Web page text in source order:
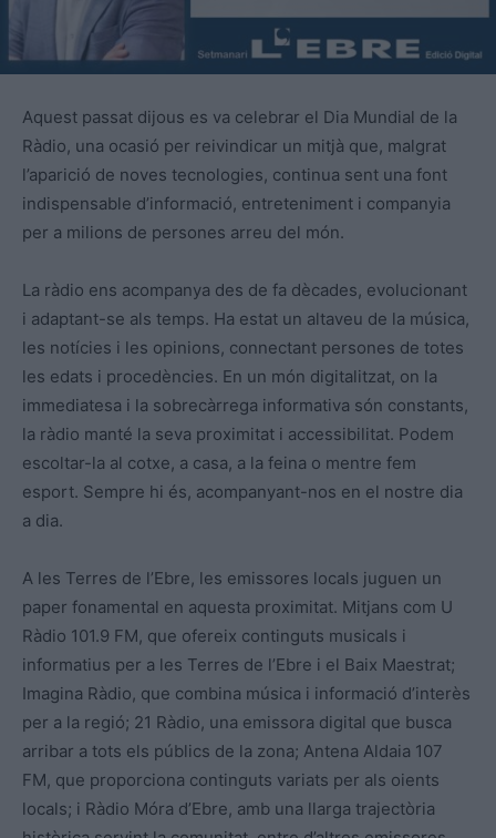
Aquest passat dijous es va celebrar el Dia Mundial de la
Ràdio, una ocasió per reivindicar un mitjà que, malgrat
l’aparició de noves tecnologies, continua sent una font
indispensable d’informació, entreteniment i companyia
per a milions de persones arreu del món.
La ràdio ens acompanya des de fa dècades, evolucionant
i adaptant-se als temps. Ha estat un altaveu de la música,
les notícies i les opinions, connectant persones de totes
les edats i procedències. En un món digitalitzat, on la
immediatesa i la sobrecàrrega informativa són constants,
la ràdio manté la seva proximitat i accessibilitat. Podem
escoltar-la al cotxe, a casa, a la feina o mentre fem
esport. Sempre hi és, acompanyant-nos en el nostre dia
a dia.
A les Terres de l’Ebre, les emissores locals juguen un
paper fonamental en aquesta proximitat. Mitjans com U
Ràdio 101.9 FM, que ofereix continguts musicals i
informatius per a les Terres de l’Ebre i el Baix Maestrat;
Imagina Ràdio, que combina música i informació d’interès
per a la regió; 21 Ràdio, una emissora digital que busca
arribar a tots els públics de la zona; Antena Aldaia 107
FM, que proporciona continguts variats per als oients
locals; i Ràdio Móra d’Ebre, amb una llarga trajectòria